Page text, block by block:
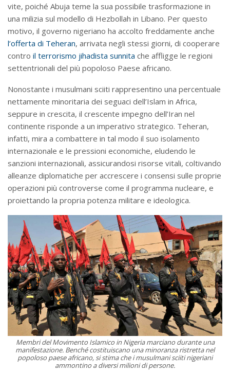
vite, poiché Abuja teme la sua possibile trasformazione in
una milizia sul modello di Hezbollah in Libano. Per questo
motivo, il governo nigeriano ha accolto freddamente anche
l’offerta di Teheran, arrivata negli stessi giorni, di cooperare
contro il terrorismo jihadista sunnita che affligge le regioni
settentrionali del più popoloso Paese africano.
Nonostante i musulmani sciiti rappresentino una percentuale
nettamente minoritaria dei seguaci dell’Islam in Africa,
seppure in crescita, il crescente impegno dell’Iran nel
continente risponde a un imperativo strategico. Teheran,
infatti, mira a combattere in tal modo il suo isolamento
internazionale e le pressioni economiche, eludendo le
sanzioni internazionali, assicurandosi risorse vitali, coltivando
alleanze diplomatiche per accrescere i consensi sulle proprie
operazioni più controverse come il programma nucleare, e
proiettando la propria potenza militare e ideologica.
Membri del Movimento Islamico in Nigeria marciano durante una
manifestazione. Benché costituiscano una minoranza ristretta nel
popoloso paese africano, si stima che i musulmani sciiti nigeriani
ammontino a diversi milioni di persone.